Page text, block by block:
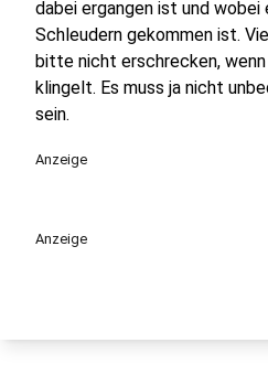
dabei ergangen ist und wobei
Schleudern gekommen ist.
bitte nicht erschrecken,
klingelt. Es muss ja nicht
sein.
Anzeige
Anzeige